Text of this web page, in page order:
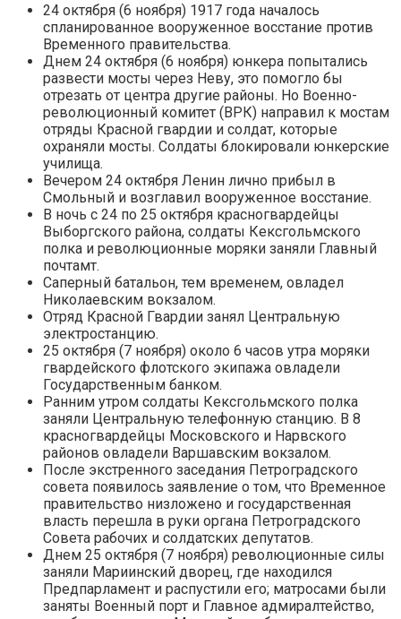
24 октября (6 ноября) 1917 года началось
спланированное вооруженное восстание против
Временного правительства.
Днем 24 октября (6 ноября) юнкера попытались
развести мосты через Неву, это помогло бы
отрезать от центра другие районы. Но Военно-
революционный комитет (ВРК) направил к мостам
отряды Красной гвардии и солдат, которые
охраняли мосты. Солдаты блокировали юнкерские
училища.
Вечером 24 октября Ленин лично прибыл в
Смольный и возглавил вооруженное восстание.
В ночь с 24 по 25 октября красногвардейцы
Выборгского района, солдаты Кексгольмского
полка и революционные моряки заняли Главный
почтамт.
Саперный батальон, тем временем, овладел
Николаевским вокзалом.
Отряд Красной Гвардии занял Центральную
электростанцию.
25 октября (7 ноября) около 6 часов утра моряки
гвардейского флотского экипажа овладели
Государственным банком.
Ранним утром солдаты Кексгольмского полка
заняли Центральную телефонную станцию. В 8
красногвардейцы Московского и Нарвского
районов овладели Варшавским вокзалом.
После экстренного заседания Петроградского
совета появилось заявление о том, что Временное
правительство низложено и государственная
власть перешла в руки органа Петроградского
Совета рабочих и солдатских депутатов.
Днем 25 октября (7 ноября) революционные силы
заняли Мариинский дворец, где находился
Предпарламент и распустили его; матросами были
заняты Военный порт и Главное адмиралтейство,